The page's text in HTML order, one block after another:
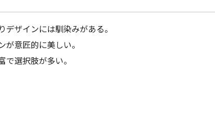
デザインには馴染みがある。
意匠的に美しい。
で選択肢が多い。